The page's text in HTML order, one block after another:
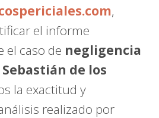
,
el informe
el caso de negligencia
de los
la exactitud y
realizado por